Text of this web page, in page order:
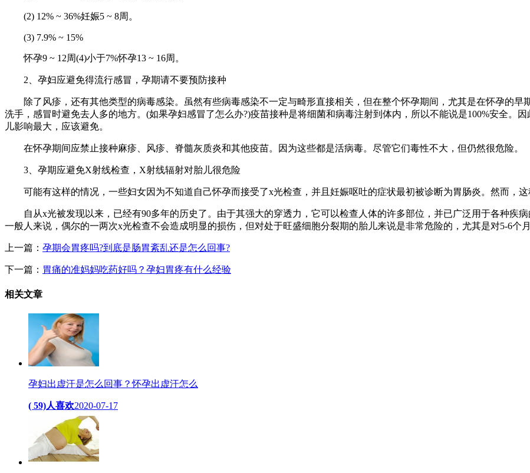
(2) 12% ~ 36%妊娠5 ~ 8周。
(3) 7.9% ~ 15%
怀孕9 ~ 12周(4)小于7%怀孕13 ~ 16周。
2、孕妇应避免得流行感冒，孕期请不要预防接种
除了风疹，还有其他类型的病毒感染。虽然有些病毒感染不一定与畸形直接相关，但在整个怀孕期间，尤其是在怀孕的早
洗手，感冒时避免去人多的地方。(如果孕妇感冒了怎么办?)疫苗接种是将细菌和病毒注射到体内，所以不能说是100%安全。
儿影响最大，应该避免。
在怀孕期间应禁止接种麻疹、风疹、脊髓灰质炎和其他疫苗。因为这些都是活病毒。尽管它们毒性不大，但仍然很危险。
3、孕期应避免X射线检查，X射线辐射对胎儿很危险
可能有这样的情况，一些妇女因为不知道自己怀孕而接受了x光检查，并且妊娠呕吐的症状最初被诊断为胃肠炎。然而，这
自从x光被发现以来，已经有90多年的历史了。由于其强大的穿透力，它可以检查人体的许多部位，并已广泛用于各种疾
一般人来说，偶尔的一两次x光检查不会造成明显的损伤，但对处于旺盛细胞分裂期的胎儿来说是非常危险的，尤其是对5-6个
上一篇： 孕期会胃疼吗?到底是肠胃紊乱还是怎么回事?
下一篇： 胃痛的准妈妈吃药好吗？孕妇胃疼有什么经验
相关文章
孕妇出虚汗是怎么回事？怀孕出虚汗怎么
( 59)人喜欢2020-07-17